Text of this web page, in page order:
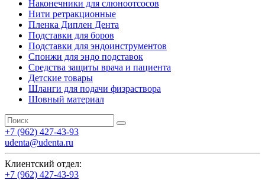
Наконечники для слюноотсосов
Нити ретракционные
Пленка Диплен Дента
Подставки для боров
Подставки для эндоинструментов
Спонжи для эндо подставок
Средства защиты врача и пациента
Детские товары
Шланги для подачи физраствора
Шовный материал
+7 (962) 427-43-93
udenta@udenta.ru
Клиентский отдел:
+7 (962) 427-43-93